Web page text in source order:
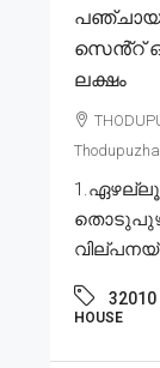
സെൻ്റ്
ലക്ഷം
Thodupuzha
തൊടുപുഴ
32010
HOUSE